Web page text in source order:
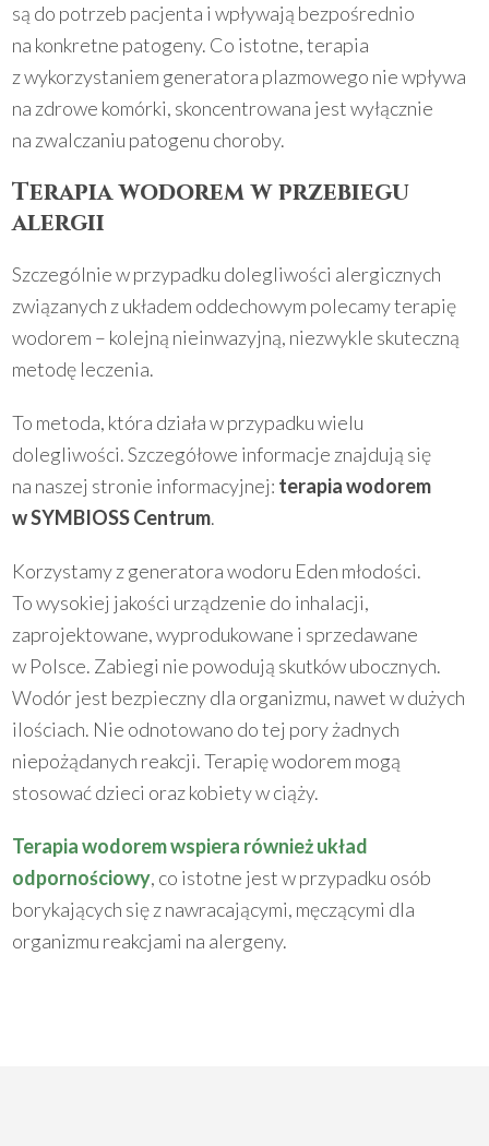
są do potrzeb pacjenta i wpływają bezpośrednio
na konkretne patogeny. Co istotne, terapia
z wykorzystaniem generatora plazmowego nie wpływa
na zdrowe komórki, skoncentrowana jest wyłącznie
na zwalczaniu patogenu choroby.
Terapia wodorem w przebiegu
alergii
Szczególnie w przypadku dolegliwości alergicznych
związanych z układem oddechowym polecamy terapię
wodorem – kolejną nieinwazyjną, niezwykle skuteczną
metodę leczenia.
To metoda, która działa w przypadku wielu
dolegliwości. Szczegółowe informacje znajdują się
na naszej stronie informacyjnej: terapia wodorem
w SYMBIOSS Centrum.
Korzystamy z generatora wodoru Eden młodości.
To wysokiej jakości urządzenie do inhalacji,
zaprojektowane, wyprodukowane i sprzedawane
w Polsce. Zabiegi nie powodują skutków ubocznych.
Wodór jest bezpieczny dla organizmu, nawet w dużych
ilościach. Nie odnotowano do tej pory żadnych
niepożądanych reakcji. Terapię wodorem mogą
stosować dzieci oraz kobiety w ciąży.
Terapia wodorem wspiera również układ
odpornościowy, co istotne jest w przypadku osób
borykających się z nawracającymi, męczącymi dla
organizmu reakcjami na alergeny.